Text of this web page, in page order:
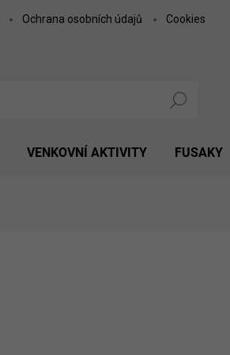
Ochrana osobních údajů Cookies
Hledat
VENKOVNÍ AKTIVITY FUSAKY